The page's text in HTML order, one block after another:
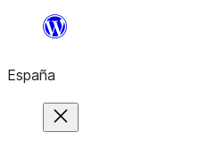
Saltar
contenido
España